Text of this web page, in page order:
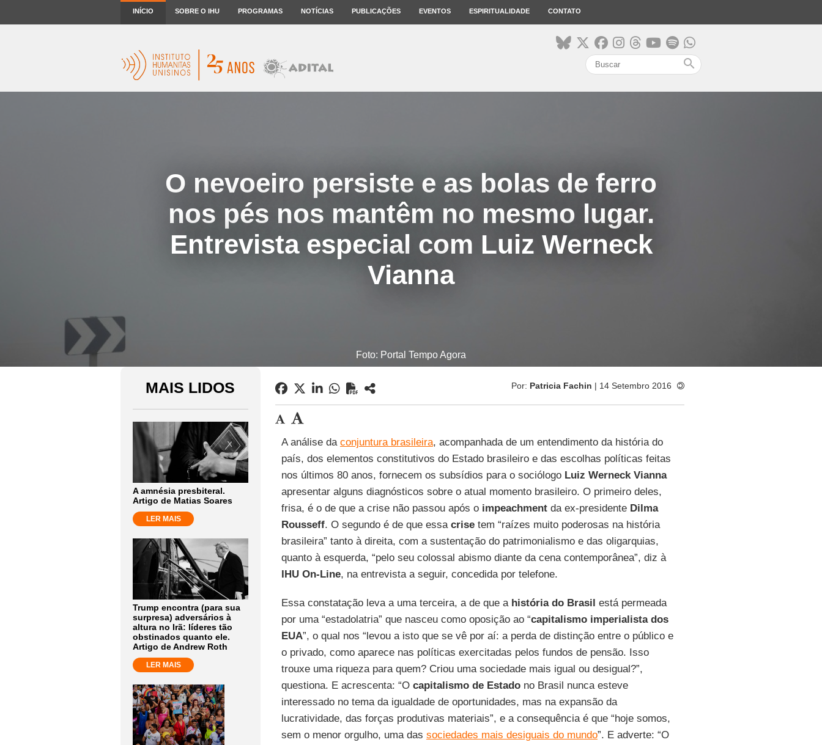
INÍCIO SOBRE O IHU PROGRAMAS NOTÍCIAS PUBLICAÇÕES EVENTOS ESPIRITUALIDADE CONTATO
search
O nevoeiro persiste e as bolas de ferro
nos pés nos mantêm no mesmo lugar.
Entrevista especial com Luiz Werneck
Vianna
Foto: Portal Tempo Agora
MAIS LIDOS
A amnésia presbiteral.
Artigo de Matias Soares
LER MAIS
Trump encontra (para sua
surpresa) adversários à
altura no Irã: líderes tão
obstinados quanto ele.
Artigo de Andrew Roth
LER MAIS
Por: Patricia Fachin | 14 Setembro 2016
A análise da conjuntura brasileira, acompanhada de um entendimento da história do
país, dos elementos constitutivos do Estado brasileiro e das escolhas políticas feitas
nos últimos 80 anos, fornecem os subsídios para o sociólogo Luiz Werneck Vianna
apresentar alguns diagnósticos sobre o atual momento brasileiro. O primeiro deles,
frisa, é o de que a crise não passou após o impeachmentda ex-presidente Dilma
Rousseff. O segundo é de que essa crisetem “raízes muito poderosas na história
brasileira” tanto à direita, com a sustentação do patrimonialismo e das oligarquias,
quanto à esquerda, “pelo seu colossal abismo diante da cena contemporânea”, diz à
IHU On-Line, na entrevista a seguir, concedida por telefone.
Essa constatação leva a uma terceira, a de que ahistória do Brasil está permeada
por uma “estadolatria” que nasceu como oposição ao “capitalismo imperialista dos
EUA”, o qual nos “levou a isto que se vê por aí: a perda de distinção entre o público e
o privado, como aparece nas políticas exercitadas pelos fundos de pensão. Isso
trouxe uma riqueza para quem? Criou uma sociedade mais igual ou desigual?”,
questiona. E acrescenta: “O capitalismo de Estadono Brasil nunca esteve
interessado no tema da igualdade de oportunidades, mas na expansão da
lucratividade, das forças produtivas materiais”, e a consequência é que “hoje somos,
sem o menor orgulho, uma das sociedades mais desiguais do mundo”. E adverte: “O